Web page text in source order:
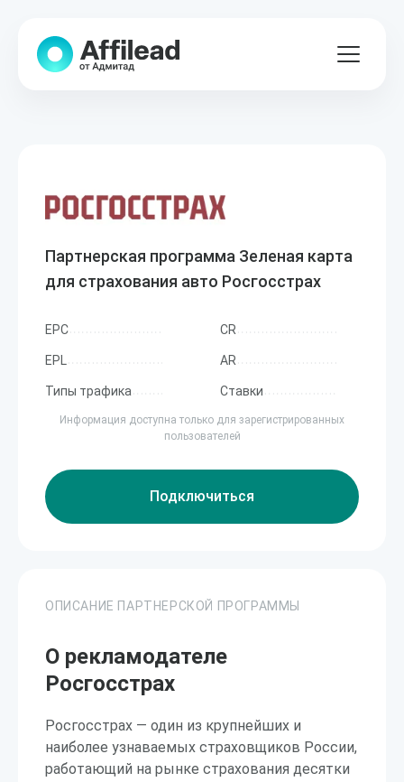
Партнерская программа Зеленая карта
для страхования авто Росгосстрах
EPC CR
EPL AR
Типы трафика Ставки
Информация доступна только для зарегистрированных
пользователей
Подключиться
ОПИСАНИЕ ПАРТНЕРСКОЙ ПРОГРАММЫ
О рекламодателе
Росгосстрах
Росгосстрах — один из крупнейших и
наиболее узнаваемых страховщиков России,
работающий на рынке страхования десятки